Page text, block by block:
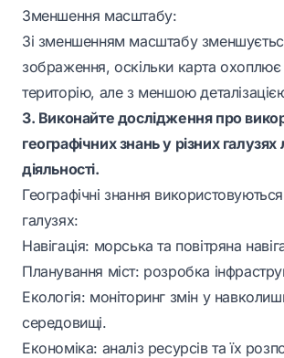
Зменшення масштабу:
Зі зменшенням масштабу
зображення, оскільки карта охоплює
територію, але з меншою
3. Виконайте дослідження про
географічних знань у різних
діяльності.
Географічні знання
галузях:
Навігація: морська та повітряна
Планування міст: розробка
Екологія: моніторинг змін у
середовищі.
Економіка: аналіз ресурсів та їх